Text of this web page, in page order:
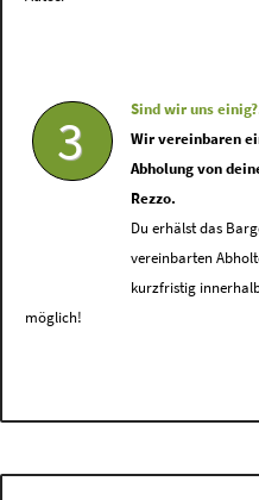
3
Sind wir uns
Wir vereinbaren
Abholung von
Rezzo.
Du erhälst das
vereinbarten
kurzfristig
möglich!